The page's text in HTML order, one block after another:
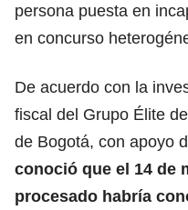
persona puesta en
en concurso
De acuerdo con la
fiscal del Grupo Élite
de Bogotá, con apoyo
conoció que el 14 de
procesado habría